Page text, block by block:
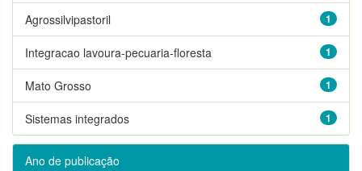
1
Agrossilvipastoril
1
Integracao lavoura-pecuaria-floresta
1
Mato Grosso
1
Sistemas integrados
Ano de publicação